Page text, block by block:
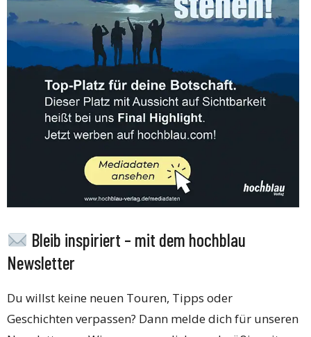
Bleib inspiriert – mit dem hochblau
Newsletter
Du willst keine neuen Touren, Tipps oder
Geschichten verpassen? Dann melde dich für unseren